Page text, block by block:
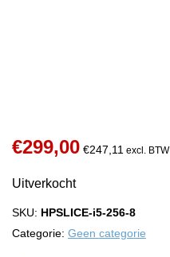
€299,00 €247,11 excl. BTW
Uitverkocht
SKU: HPSLICE-i5-256-8
Categorie: Geen categorie